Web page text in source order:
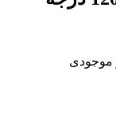
موجودی